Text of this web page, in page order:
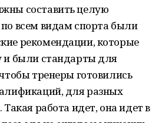
составить целую
всем видам спорта были
рекомендации, которые
и были стандарты для
тренеры готовились
для разных
Такая работа идет, она идет в